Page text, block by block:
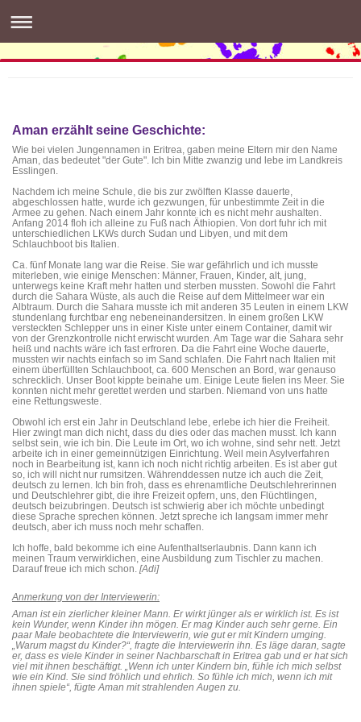
Aman erzählt seine Geschichte:
Wie bei vielen Jungennamen in Eritrea, gaben meine Eltern mir den Name
Aman, das bedeutet "der Gute". Ich bin Mitte zwanzig und lebe im Landkreis
Esslingen.
Nachdem ich meine Schule, die bis zur zwölften Klasse dauerte,
abgeschlossen hatte, wurde ich gezwungen, für unbestimmte Zeit in die
Armee zu gehen. Nach einem Jahr konnte ich es nicht mehr aushalten.
Anfang 2014 floh ich alleine zu Fuß nach Äthiopien. Von dort fuhr ich mit
unterschiedlichen LKWs durch Sudan und Libyen, und mit dem
Schlauchboot bis Italien.
Ca. fünf Monate lang war die Reise. Sie war gefährlich und ich musste
miterleben, wie einige Menschen: Männer, Frauen, Kinder, alt, jung,
unterwegs keine Kraft mehr hatten und sterben mussten. Sowohl die Fahrt
durch die Sahara Wüste, als auch die Reise auf dem Mittelmeer war ein
Albtraum. Durch die Sahara musste ich mit anderen 35 Leuten in einem LKW
stundenlang furchtbar eng nebeneinandersitzen. In einem großen LKW
versteckten Schlepper uns in einer Kiste unter einem Container, damit wir
von der Grenzkontrolle nicht erwischt wurden. Am Tage war die Sahara sehr
heiß und nachts wäre ich fast erfroren. Da die Fahrt eine Woche dauerte,
mussten wir nachts einfach so im Sand schlafen. Die Fahrt nach Italien mit
einem überfüllten Schlauchboot, ca. 600 Menschen an Bord, war genauso
schrecklich. Unser Boot kippte beinahe um. Einige Leute fielen ins Meer. Sie
konnten nicht mehr gerettet werden und starben. Niemand von uns hatte
eine Rettungsweste.
Obwohl ich erst ein Jahr in Deutschland lebe, erlebe ich hier die Freiheit.
Hier zwingt man dich nicht, dass du dies oder das machen musst. Ich kann
selbst sein, wie ich bin. Die Leute im Ort, wo ich wohne, sind sehr nett. Jetzt
arbeite ich in einer gemeinnützigen Einrichtung. Weil mein Asylverfahren
noch in Bearbeitung ist, kann ich noch nicht richtig arbeiten. Es ist aber gut
so, ich will nicht nur rumsitzen. Währenddessen nutze ich auch die Zeit,
deutsch zu lernen. Ich bin froh, dass es ehrenamtliche Deutschlehrerinnen
und Deutschlehrer gibt, die ihre Freizeit opfern, uns, den Flüchtlingen,
deutsch beizubringen. Deutsch ist schwierig aber ich möchte unbedingt
diese Sprache sprechen können. Jetzt spreche ich langsam immer mehr
deutsch, aber ich muss noch mehr schaffen.
Ich hoffe, bald bekomme ich eine Aufenthaltserlaubnis. Dann kann ich
meinen Traum verwirklichen, eine Ausbildung zum Tischler zu machen.
Darauf freue ich mich schon. [Adi]
Anmerkung von der Interviewerin:
Aman ist ein zierlicher kleiner Mann. Er wirkt jünger als er wirklich ist. Es ist
kein Wunder, wenn Kinder ihn mögen. Er mag Kinder auch sehr gerne. Ein
paar Male beobachtete die Interviewerin, wie gut er mit Kindern umging.
„Warum magst du Kinder?“, fragte die Interviewerin ihn. Es läge daran, sagte
er, dass es viele Kinder in seiner Nachbarschaft in Eritrea gab und er hat sich
viel mit ihnen beschäftigt. „Wenn ich unter Kindern bin, fühle ich mich selbst
wie ein Kind. Sie sind fröhlich und ehrlich. So fühle ich mich, wenn ich mit
ihnen spiele“, fügte Aman mit strahlenden Augen zu.